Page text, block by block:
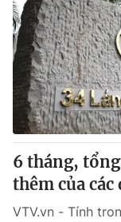
6 tháng,
thêm của
VTV.vn - Tính